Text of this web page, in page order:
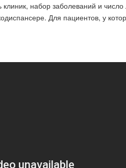
клиник, набор заболеваний и
Для пациентов, у